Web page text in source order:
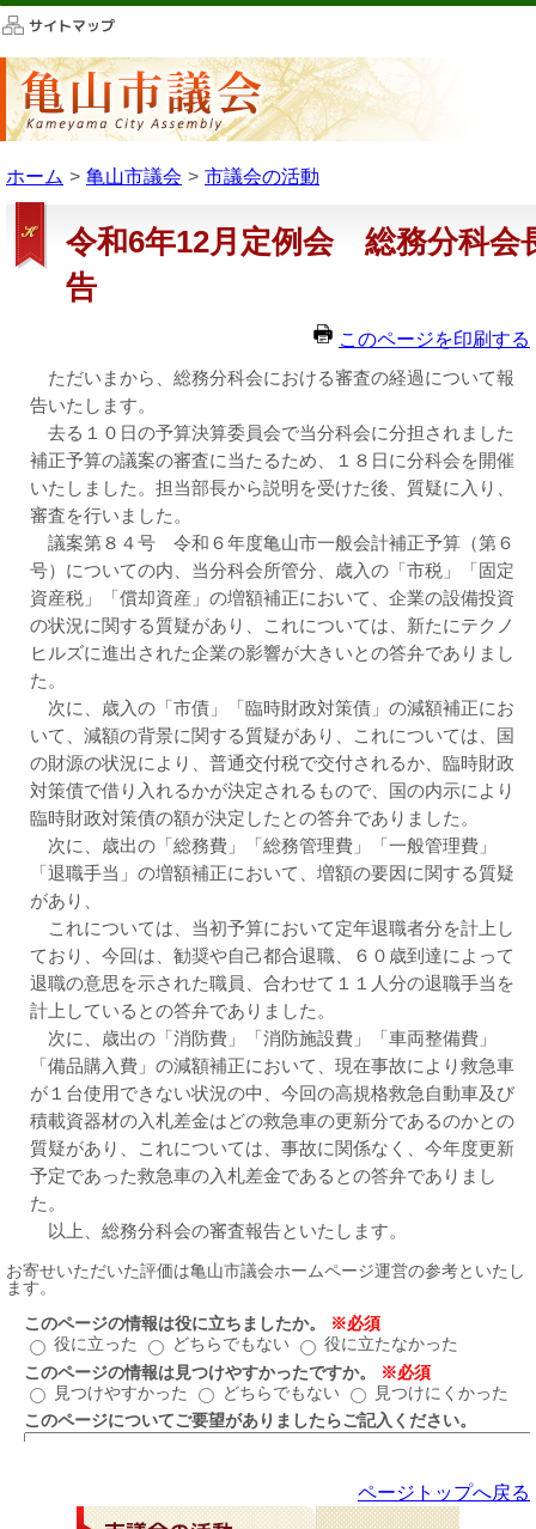
ホーム 亀山市議会 市議会の活動
令和6年12月定例会 総務分科会
告
このページを印刷する
ただいまから、総務分科会における審査の経過について報
告いたします。
去る１０日の予算決算委員会で当分科会に分担されました
補正予算の議案の審査に当たるため、１８日に分科会を開催
いたしました。担当部長から説明を受けた後、質疑に入り、
審査を行いました。
議案第８４号 令和６年度亀山市一般会計補正予算（第６
号）についての内、当分科会所管分、歳入の「市税」「固定
資産税」「償却資産」の増額補正において、企業の設備投資
の状況に関する質疑があり、これについては、新たにテクノ
ヒルズに進出された企業の影響が大きいとの答弁でありまし
た。
次に、歳入の「市債」「臨時財政対策債」の減額補正にお
いて、減額の背景に関する質疑があり、これについては、国
の財源の状況により、普通交付税で交付されるか、臨時財政
対策債で借り入れるかが決定されるもので、国の内示により
臨時財政対策債の額が決定したとの答弁でありました。
次に、歳出の「総務費」「総務管理費」「一般管理費」
「退職手当」の増額補正において、増額の要因に関する質疑
があり、
これについては、当初予算において定年退職者分を計上し
ており、今回は、勧奨や自己都合退職、６０歳到達によって
退職の意思を示された職員、合わせて１１人分の退職手当を
計上しているとの答弁でありました。
次に、歳出の「消防費」「消防施設費」「車両整備費」
「備品購入費」の減額補正において、現在事故により救急車
が１台使用できない状況の中、今回の高規格救急自動車及び
積載資器材の入札差金はどの救急車の更新分であるのかとの
質疑があり、これについては、事故に関係なく、今年度更新
予定であった救急車の入札差金であるとの答弁でありまし
た。
以上、総務分科会の審査報告といたします。
ページトップへ戻る